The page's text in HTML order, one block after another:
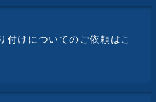
付けについてのご依頼はこ